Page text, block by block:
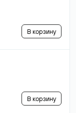
В корзину
В корзину